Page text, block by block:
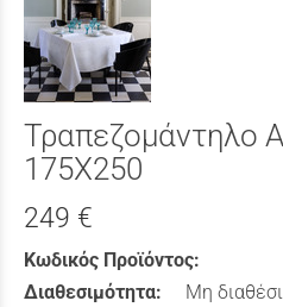
Τραπεζομάντηλο
175Χ250
249 €
Κωδικός Προϊόντος:
Διαθεσιμότητα:
Μη